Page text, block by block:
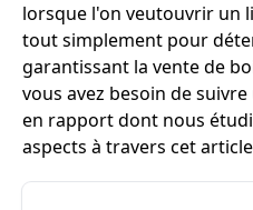
lorsque l'on veutouvrir un
tout simplement pour
garantissant la vente de
vous avez besoin de
en rapport dont nous
aspects à travers cet